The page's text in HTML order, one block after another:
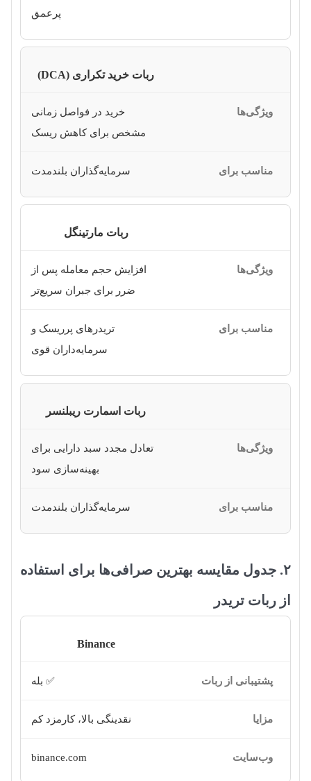
پرعمق
ربات خرید تکراری (DCA)
خرید در فواصل زمانی
مشخص برای کاهش ریسک
سرمایه‌گذاران بلندمدت
ربات مارتینگل
افزایش حجم معامله پس از
ضرر برای جبران سریع‌تر
تریدرهای پرریسک و
سرمایه‌داران قوی
ربات اسمارت ریبلنسر
تعادل مجدد سبد دارایی برای
بهینه‌سازی سود
سرمایه‌گذاران بلندمدت
۲. جدول مقایسه بهترین صرافی‌ها برای استفاده
از ربات تریدر
Binance
✅ بله
نقدینگی بالا، کارمزد کم
binance.com